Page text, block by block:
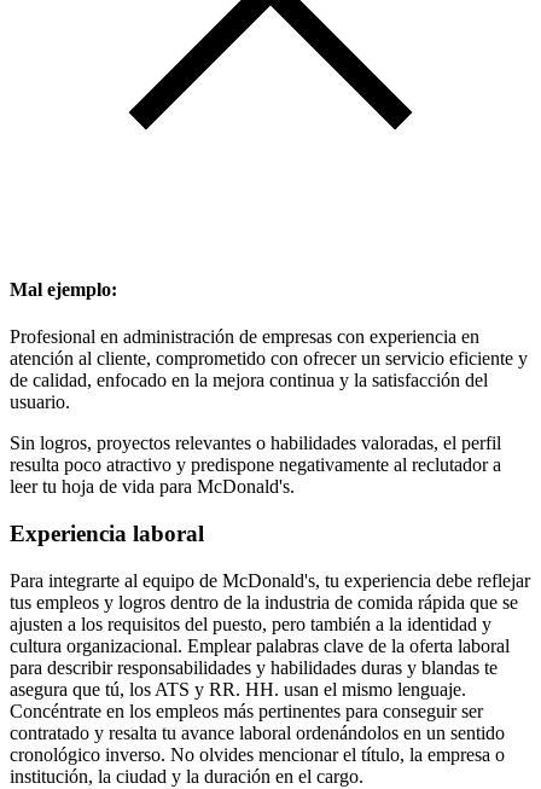
Mal ejemplo:
Profesional en administración de empresas con experiencia en
atención al cliente, comprometido con ofrecer un servicio eficiente y
de calidad, enfocado en la mejora continua y la satisfacción del
usuario.
Sin logros, proyectos relevantes o habilidades valoradas, el perfil
resulta poco atractivo y predispone negativamente al reclutador a
leer tu hoja de vida para McDonald's.
Experiencia laboral
Para integrarte al equipo de McDonald's, tu experiencia debe reflejar
tus empleos y logros dentro de la industria de comida rápida que se
ajusten a los requisitos del puesto, pero también a la identidad y
cultura organizacional. Emplear palabras clave de la oferta laboral
para describir responsabilidades y habilidades duras y blandas te
asegura que tú, los ATS y RR. HH. usan el mismo lenguaje.
Concéntrate en los empleos más pertinentes para conseguir ser
contratado y resalta tu avance laboral ordenándolos en un sentido
cronológico inverso. No olvides mencionar el título, la empresa o
institución, la ciudad y la duración en el cargo.